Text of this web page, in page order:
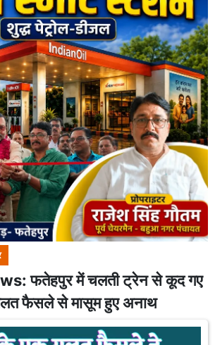
फतेहपुर में चलती ट्रेन से कूद गए
फैसले से मासूम हुए अनाथ